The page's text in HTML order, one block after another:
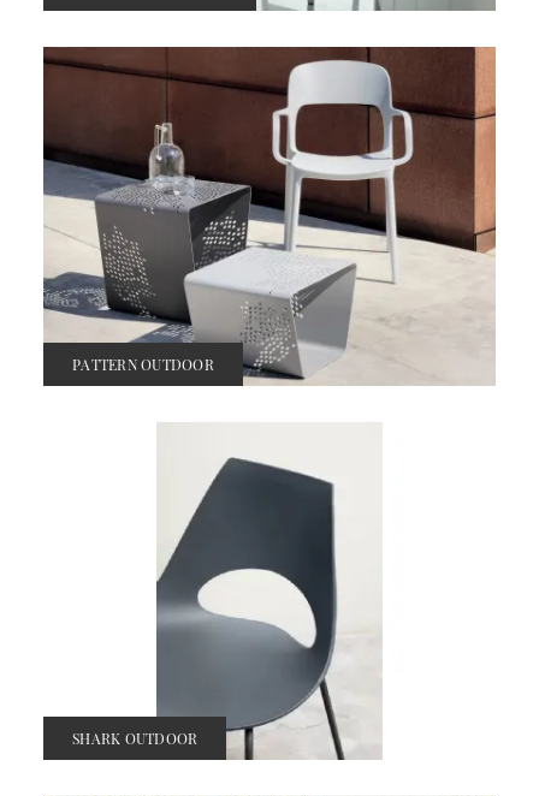
PATTERN OUTDOOR
SHARK OUTDOOR